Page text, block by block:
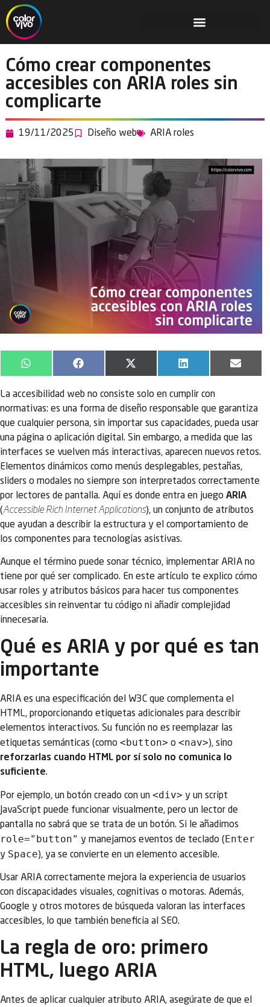
Cómo crear componentes
accesibles con ARIA roles sin
complicarte
19/11/2025 Diseño web ARIA roles
WhatsApp Facebook
X
(Twitter)
LinkedIn Email
La accesibilidad web no consiste solo en cumplir con
normativas: es una forma de diseño responsable que garantiza
que cualquier persona, sin importar sus capacidades, pueda usar
una página o aplicación digital. Sin embargo, a medida que las
interfaces se vuelven más interactivas, aparecen nuevos retos.
Elementos dinámicos como menús desplegables, pestañas,
sliders o modales no siempre son interpretados correctamente
por lectores de pantalla. Aquí es donde entra en juego ARIA
(Accessible Rich Internet Applications), un conjunto de atributos
que ayudan a describir la estructura y el comportamiento de
los componentes para tecnologías asistivas.
Aunque el término puede sonar técnico, implementar ARIA no
tiene por qué ser complicado. En este artículo te explico cómo
usar roles y atributos básicos para hacer tus componentes
accesibles sin reinventar tu código ni añadir complejidad
innecesaria.
Qué es ARIA y por qué es tan
importante
ARIA es una especificación del W3C que complementa el
HTML, proporcionando etiquetas adicionales para describir
elementos interactivos. Su función no es reemplazar las
etiquetas semánticas (como <button> o <nav>), sino
reforzarlas cuando HTML por sí solo no comunica lo
suficiente.
Por ejemplo, un botón creado con un <div> y un script
JavaScript puede funcionar visualmente, pero un lector de
pantalla no sabrá que se trata de un botón. Si le añadimos
role="button" y manejamos eventos de teclado (Enter
y Space), ya se convierte en un elemento accesible.
Usar ARIA correctamente mejora la experiencia de usuarios
con discapacidades visuales, cognitivas o motoras. Además,
Google y otros motores de búsqueda valoran las interfaces
accesibles, lo que también beneficia al SEO.
La regla de oro: primero
HTML, luego ARIA
Antes de aplicar cualquier atributo ARIA, asegúrate de que el